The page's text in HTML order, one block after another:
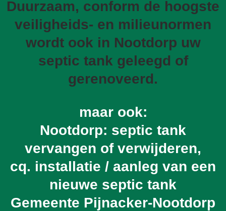
Duurzaam, conform de hoogste
veiligheids- en milieunormen
wordt ook in Nootdorp uw
septic tank geleegd of
gerenoveerd.
maar ook:
Nootdorp: septic tank
vervangen of verwijderen,
cq. installatie / aanleg van een
nieuwe septic tank
Gemeente Pijnacker-Nootdorp